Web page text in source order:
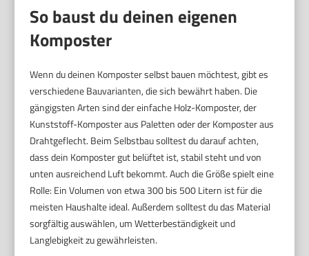
So baust du deinen eigenen
Komposter
Wenn du deinen Komposter selbst bauen möchtest, gibt es
verschiedene Bauvarianten, die sich bewährt haben. Die
gängigsten Arten sind der einfache Holz-Komposter, der
Kunststoff-Komposter aus Paletten oder der Komposter aus
Drahtgeflecht. Beim Selbstbau solltest du darauf achten,
dass dein Komposter gut belüftet ist, stabil steht und von
unten ausreichend Luft bekommt. Auch die Größe spielt eine
Rolle: Ein Volumen von etwa 300 bis 500 Litern ist für die
meisten Haushalte ideal. Außerdem solltest du das Material
sorgfältig auswählen, um Wetterbeständigkeit und
Langlebigkeit zu gewährleisten.